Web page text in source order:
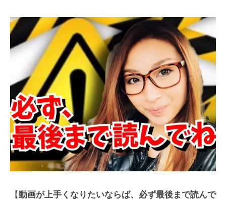
【動画が上手くなりたいならば、必ず最後まで読んで